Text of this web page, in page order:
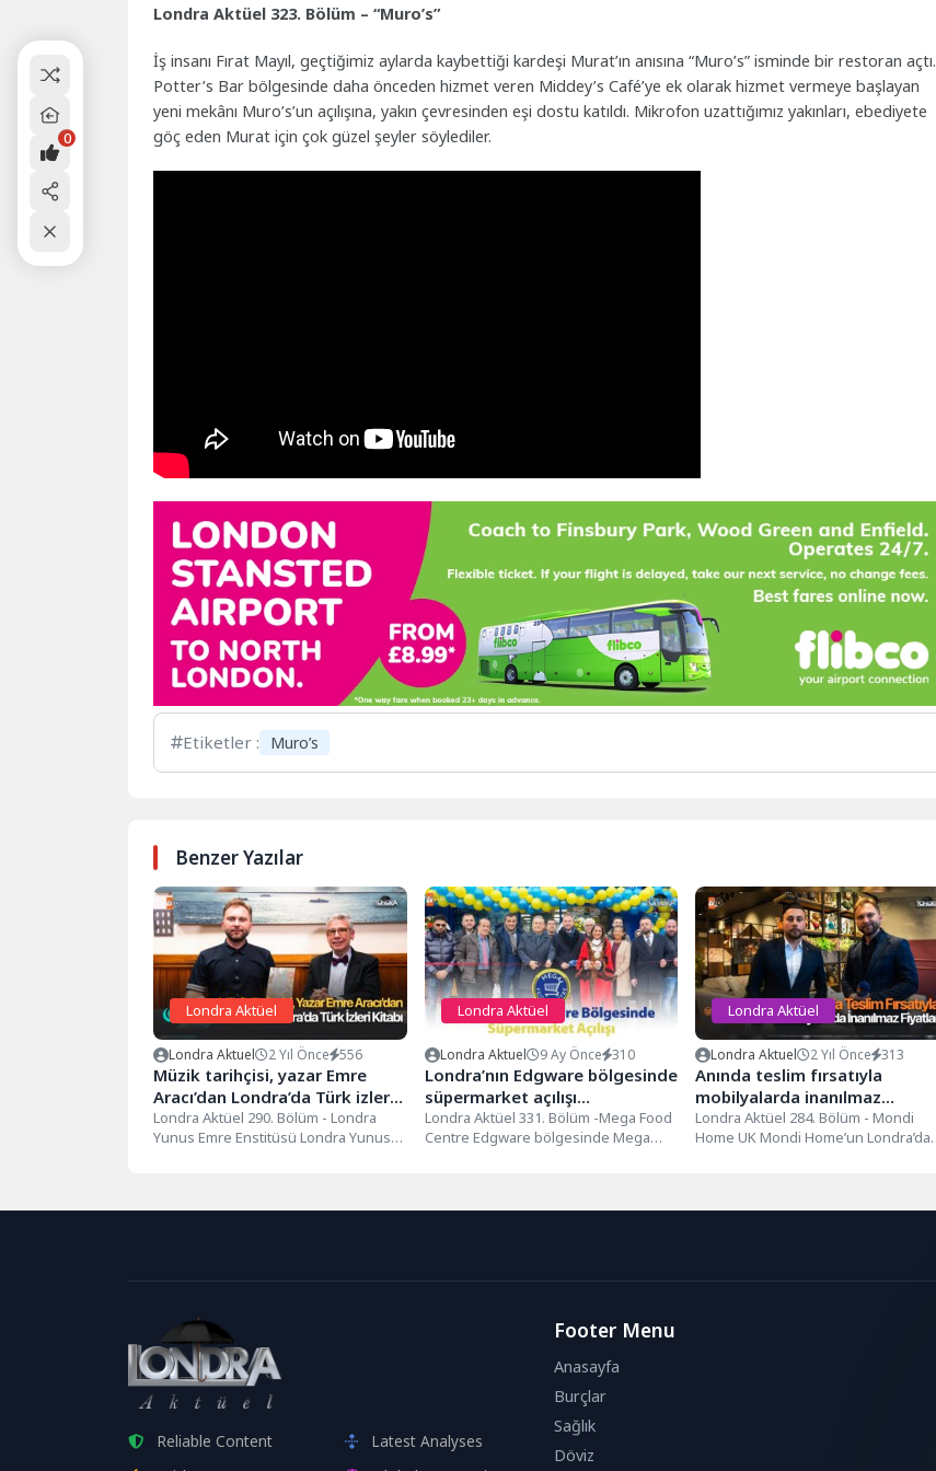
Londra Aktüel 323. Bölüm – “Muro’s”
İş insanı Fırat Mayıl, geçtiğimiz aylarda kaybettiği kardeşi Murat’ın anısına “Muro’s” isminde bir restoran açtı.
Potter’s Bar bölgesinde daha önceden hizmet veren Middey’s Café’ye ek olarak hizmet vermeye başlayan
yeni mekânı Muro’s’un açılışına, yakın çevresinden eşi dostu katıldı. Mikrofon uzattığımız yakınları, ebediyete
göç eden Murat için çok güzel şeyler söylediler.
Etiketler : Muro’s
Benzer Yazılar
Londra Aktüel
Londra Aktuel 2 Yıl Önce 556
Müzik tarihçisi, yazar Emre
Aracı’dan Londra’da Türk izleri
kitabı…
Londra Aktüel 290. Bölüm - Londra
Yunus Emre Enstitüsü Londra Yunus
Londra Aktüel
Londra Aktuel 9 Ay Önce 310
Londra’nın Edgware bölgesinde
süpermarket açılışı…
Londra Aktüel 331. Bölüm -Mega Food
Centre Edgware bölgesinde Mega
Londra Aktüel
Londra Aktuel 2 Yıl Önce 313
Anında teslim fırsatıyla
mobilyalarda inanılmaz
fiyatlar…
Londra Aktüel 284. Bölüm - Mondi
Home UK Mondi Home’un Londra’da
Reliable Content
Latest Analyses
Footer Menu
Anasayfa
Burçlar
Sağlık
Döviz
0